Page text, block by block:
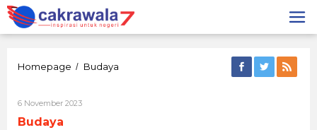
Lewati
ke
konten
Homepage / Budaya
6 November 2023Oleh
Budaya